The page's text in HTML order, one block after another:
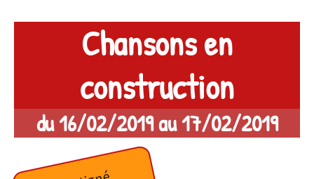
Chansons en
construction
du 16/02/2019 au 17/02/2019